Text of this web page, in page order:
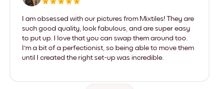
I am obsessed with our pictures from Mixtiles! They are
such good quality, look fabulous, and are super easy
to put up. I love that you can swap them around too.
I'm a bit of a perfectionist, so being able to move them
until I created the right set-up was incredible.